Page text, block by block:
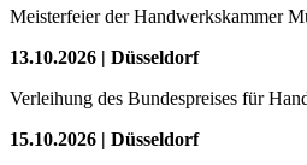
Meisterfeier der Handwerkskammer
13.10.2026 | Düsseldorf
Verleihung des Bundespreises für
15.10.2026 | Düsseldorf